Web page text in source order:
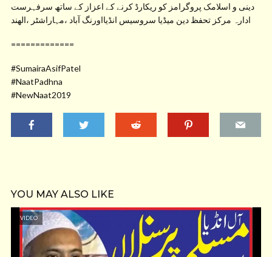
دینی و اسلامک پروگرامز کو ریکارڈ کرنے کے اعزاز کے ساتھ سرفہرست
ادارہ مرکز تحفظ دین میڈیا سروسیس انڈیااورنگ آباد ،مہاراشٹر ،الھند
=============
#SumairaAsifPatel
#NaatPadhna
#NewNaat2019
YOU MAY ALSO LIKE
VIDEO